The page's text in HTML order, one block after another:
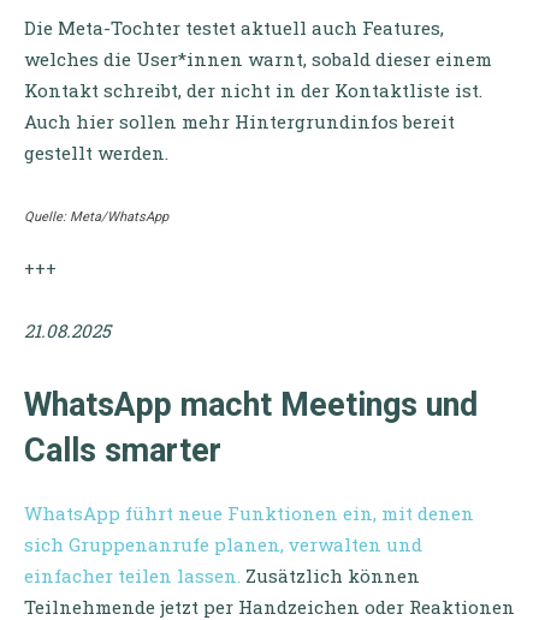
Die Meta-Tochter testet aktuell auch Features,
welches die User*innen warnt, sobald dieser einem
Kontakt schreibt, der nicht in der Kontaktliste ist.
Auch hier sollen mehr Hintergrundinfos bereit
gestellt werden.
Quelle: Meta/WhatsApp
+++
21.08.2025
WhatsApp macht Meetings und
Calls smarter
WhatsApp führt neue Funktionen ein, mit denen
sich Gruppenanrufe planen, verwalten und
einfacher teilen lassen. Zusätzlich können
Teilnehmende jetzt per Handzeichen oder Reaktionen